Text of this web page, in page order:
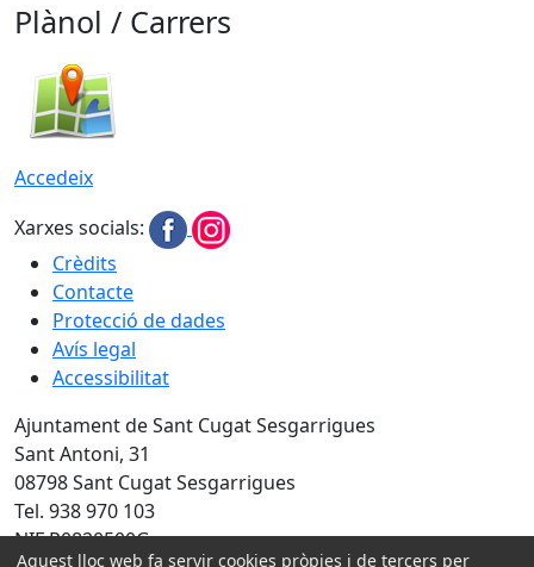
Plànol / Carrers
Accedeix
Xarxes socials:
Crèdits
Contacte
Protecció de dades
Avís legal
Accessibilitat
Ajuntament de Sant Cugat Sesgarrigues
Sant Antoni, 31
08798 Sant Cugat Sesgarrigues
Tel. 938 970 103
NIF P0820500G
Aquest lloc web fa servir cookies pròpies i de tercers per